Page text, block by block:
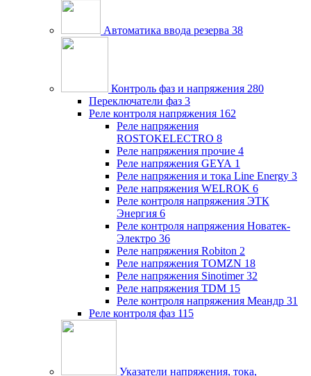
Автоматика ввода резерва 38
Контроль фаз и напряжения 280
Переключатели фаз 3
Реле контроля напряжения 162
Реле напряжения
ROSTOKELECTRO 8
Реле напряжения прочие 4
Реле напряжения GEYA 1
Реле напряжения и тока Line Energy 3
Реле напряжения WELROK 6
Реле контроля напряжения ЭТК
Энергия 6
Реле контроля напряжения Новатек-
Электро 36
Реле напряжения Robiton 2
Реле напряжения TOMZN 18
Реле напряжения Sinotimer 32
Реле напряжения TDM 15
Реле контроля напряжения Меандр 31
Реле контроля фаз 115
Указатели напряжения, тока,